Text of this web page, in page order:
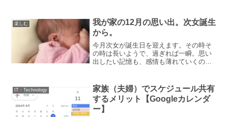
年4ヶ月と言われています。そして、その
時間の大半は小学生ま...
楽しむ
我が家の12月の思い出。次女誕生
から。
今月次女が誕生日を迎えます。その時そ
の時は長いようで、過ぎれば一瞬。思い
出したい記憶も、感情も薄れていくのか
月 長女4歳、次女0歳次女が生まれた年
です。長女この頃...
IT・Technology
家族（夫婦）でスケジュール共有
するメリット【Googleカレンダ
ー】